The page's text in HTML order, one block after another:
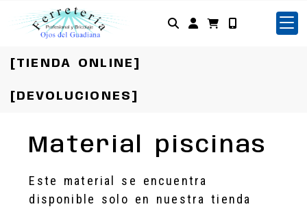
Identifícate
[TIENDA ONLINE]
[DEVOLUCIONES]
Material piscinas
Este material se encuentra
disponible solo en nuestra tienda